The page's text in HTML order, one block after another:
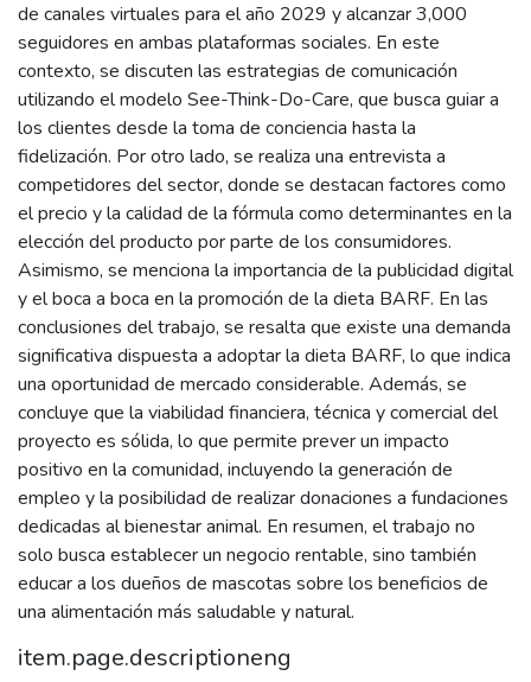
de canales virtuales para el año 2029 y alcanzar 3,000
seguidores en ambas plataformas sociales. En este
contexto, se discuten las estrategias de comunicación
utilizando el modelo See-Think-Do-Care, que busca guiar a
los clientes desde la toma de conciencia hasta la
fidelización. Por otro lado, se realiza una entrevista a
competidores del sector, donde se destacan factores como
el precio y la calidad de la fórmula como determinantes en la
elección del producto por parte de los consumidores.
Asimismo, se menciona la importancia de la publicidad digital
y el boca a boca en la promoción de la dieta BARF. En las
conclusiones del trabajo, se resalta que existe una demanda
significativa dispuesta a adoptar la dieta BARF, lo que indica
una oportunidad de mercado considerable. Además, se
concluye que la viabilidad financiera, técnica y comercial del
proyecto es sólida, lo que permite prever un impacto
positivo en la comunidad, incluyendo la generación de
empleo y la posibilidad de realizar donaciones a fundaciones
dedicadas al bienestar animal. En resumen, el trabajo no
solo busca establecer un negocio rentable, sino también
educar a los dueños de mascotas sobre los beneficios de
una alimentación más saludable y natural.
item.page.descriptioneng